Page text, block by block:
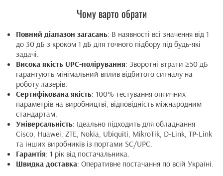
Чому варто обрати
Повний діапазон загасань: В наявності всі значення від 1
до 30 дБ з кроком 1 дБ для точного підбору під будь-які
задачі.
Висока якість UPC-полірування: Зворотні втрати ≥50 дБ
гарантують мінімальний вплив відбитого сигналу на
роботу лазерів.
Сертифікована якість: 100% тестування оптичних
параметрів на виробництві, відповідність міжнародним
стандартам.
Універсальність: Ідеально підходить для обладнання
Cisco, Huawei, ZTE, Nokia, Ubiquiti, MikroTik, D-Link, TP-Link
та інших виробників із портами SC/UPC.
Гарантія: 1 рік від постачальника.
Швидка доставка: Оперативне постачання по всій Україні.